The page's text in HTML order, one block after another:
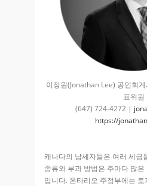
이장원(Jonathan Lee) 공인회
표위원
(647) 724-4272 |
https://
캐나다의 납세자들은 여러 세금
종류와 부과 방법은 주마다 많
입니다. 온타리오 주정부에는